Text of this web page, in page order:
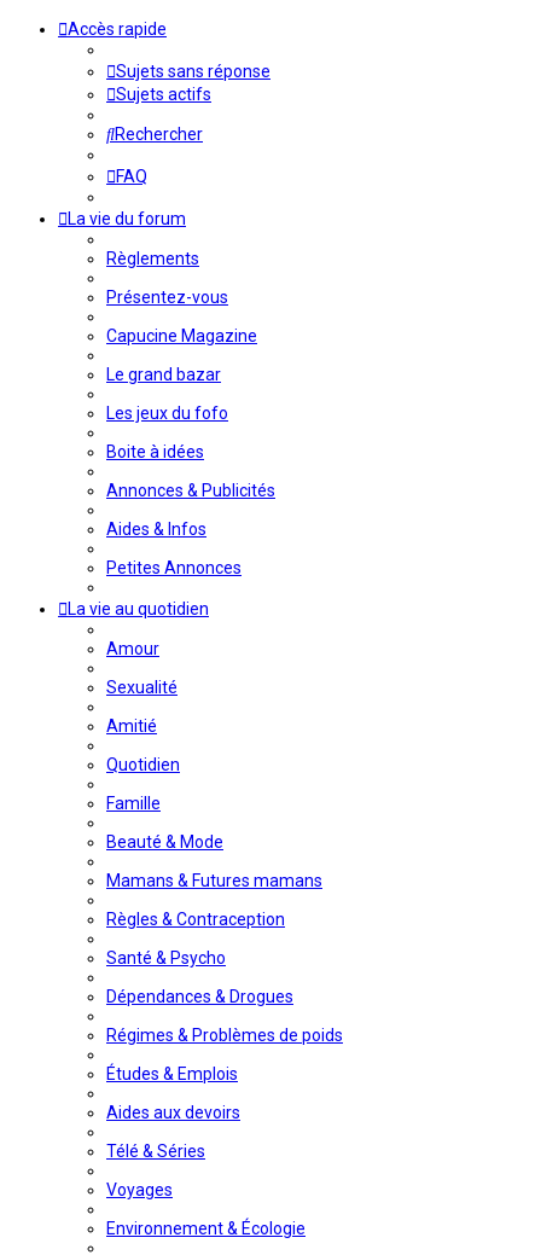
Accès rapide
Sujets sans réponse
Sujets actifs
Rechercher
FAQ
La vie du forum
Règlements
Présentez-vous
Capucine Magazine
Le grand bazar
Les jeux du fofo
Boite à idées
Annonces & Publicités
Aides & Infos
Petites Annonces
La vie au quotidien
Amour
Sexualité
Amitié
Quotidien
Famille
Beauté & Mode
Mamans & Futures mamans
Règles & Contraception
Santé & Psycho
Dépendances & Drogues
Régimes & Problèmes de poids
Études & Emplois
Aides aux devoirs
Télé & Séries
Voyages
Environnement & Écologie